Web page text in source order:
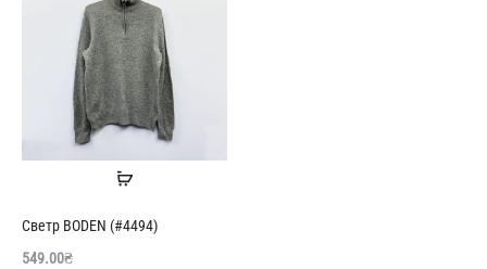
Читати
Светр BODEN (#4494)
549.00₴